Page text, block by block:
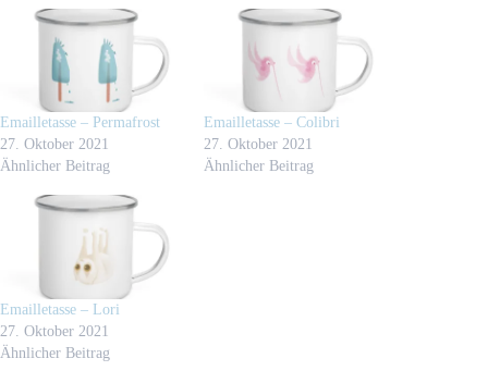
Emailletasse – Permafrost
27. Oktober 2021
Ähnlicher Beitrag
Emailletasse – Colibri
27. Oktober 2021
Ähnlicher Beitrag
Emailletasse – Lori
27. Oktober 2021
Ähnlicher Beitrag